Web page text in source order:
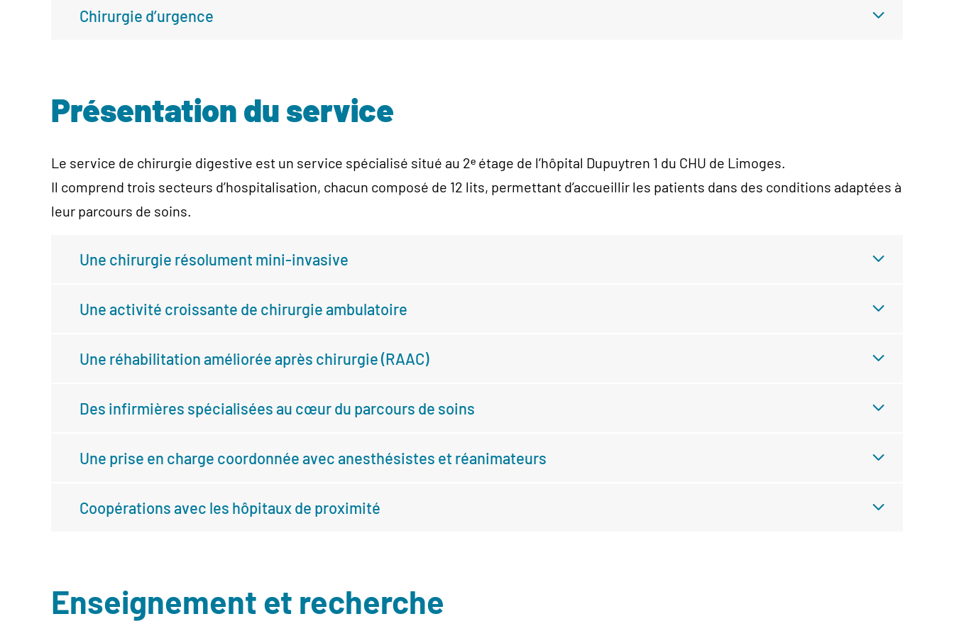
Chirurgie d’urgence
Présentation du service
Le service de chirurgie digestive est un service spécialisé situé au 2ᵉ étage de l’hôpital Dupuytren 1 du CHU de Limoges.
Il comprend trois secteurs d’hospitalisation, chacun composé de 12 lits, permettant d’accueillir les patients dans des conditions adaptées à
leur parcours de soins.
Une chirurgie résolument mini-invasive
Une activité croissante de chirurgie ambulatoire
Une réhabilitation améliorée après chirurgie (RAAC)
Des infirmières spécialisées au cœur du parcours de soins
Une prise en charge coordonnée avec anesthésistes et réanimateurs
Coopérations avec les hôpitaux de proximité
Enseignement et recherche